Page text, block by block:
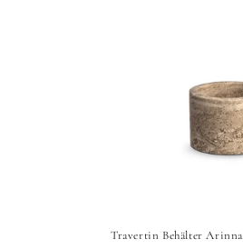
Travertin Behälter Arinna